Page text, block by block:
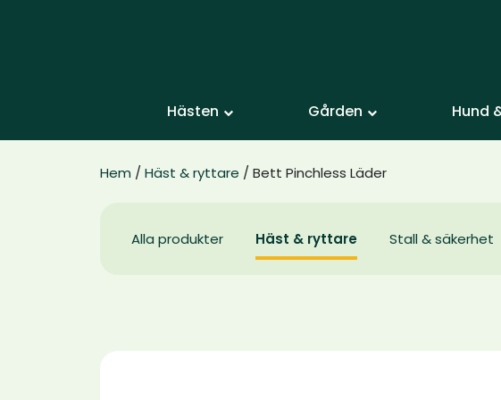
Hästen Gården Hund
Hem / Häst & ryttare / Bett Pinchless Läder
Alla produkter Häst & ryttare Stall & säkerhet